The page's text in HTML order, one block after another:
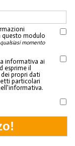
modulo
momento
informativa ai
esprime il
propri dati
particolari